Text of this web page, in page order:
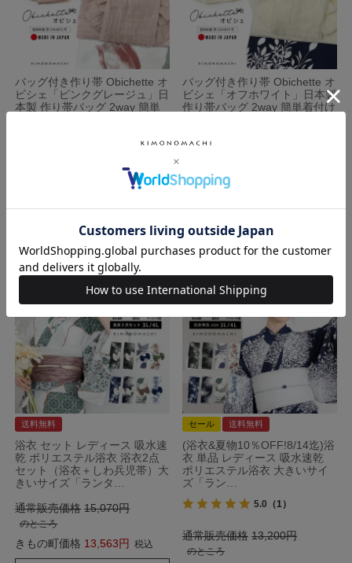
バッグ付き作り帯 Obichette オ
ビシェ「ピンクグレージュ」日
本製 作り帯バッグ 2way 簡単
税込
〜
バッグ付き作り帯 Obichette オ
ビシェ「オフホワイト」日本製
作り帯バッグ 2way 簡単着付け
きもの町価格
2026/06/24 12:00
送料無料
浴衣 セット レディース 吸水速
乾 ポリエステル浴衣 浴衣2点
セット（浴衣＋しわ兵児帯）大
きいサイズ「ランタ…
通常販売価格 15,070
のところ
きもの町価格 13,563 税込
セール 送料無料
(浴衣&夏物10％OFF!8/14迄)浴
衣 単品 レディース 吸水速乾
ポリエステル浴衣 大きいサイ
ズ「ラン…
5.0 （1）
通常販売価格 13,200
のところ